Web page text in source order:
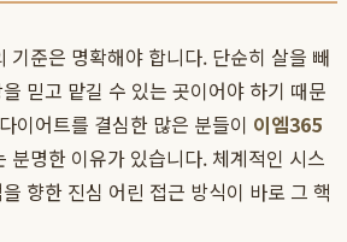
기준은 명확해야 합니다. 단순히 살을 빼
믿고 맡길 수 있는 곳이어야 하기 때문
이어트를 결심한 많은 분들이 이엠365
분명한 이유가 있습니다. 체계적인 시스
향한 진심 어린 접근 방식이 바로 그 핵